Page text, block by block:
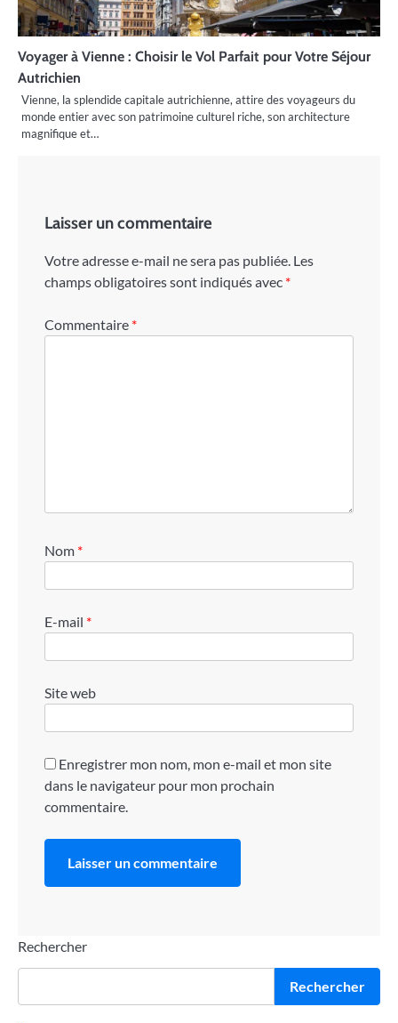
Voyager à Vienne : Choisir le Vol Parfait pour Votre Séjour
Autrichien
Vienne, la splendide capitale autrichienne, attire des voyageurs du
monde entier avec son patrimoine culturel riche, son architecture
magnifique et…
Laisser un commentaire
Votre adresse e-mail ne sera pas publiée. Les
champs obligatoires sont indiqués avec *
Commentaire *
Nom *
E-mail *
Site web
Enregistrer mon nom, mon e-mail et mon site
dans le navigateur pour mon prochain
commentaire.
Rechercher
Rechercher